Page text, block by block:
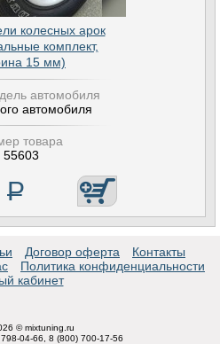
колесных арок
комплект,
15 мм)
автомобиля
автомобиля
товара
55603
Р
Договор оферта
Контакты
Политика конфиденциальности
кабинет
© mixtuning.ru
04-66, 8 (800) 700-17-56